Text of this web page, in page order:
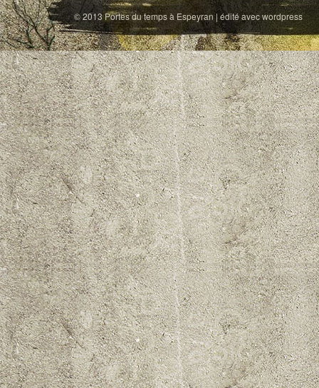
© 2013Portes du temps à Espeyran| édité avecwordpress